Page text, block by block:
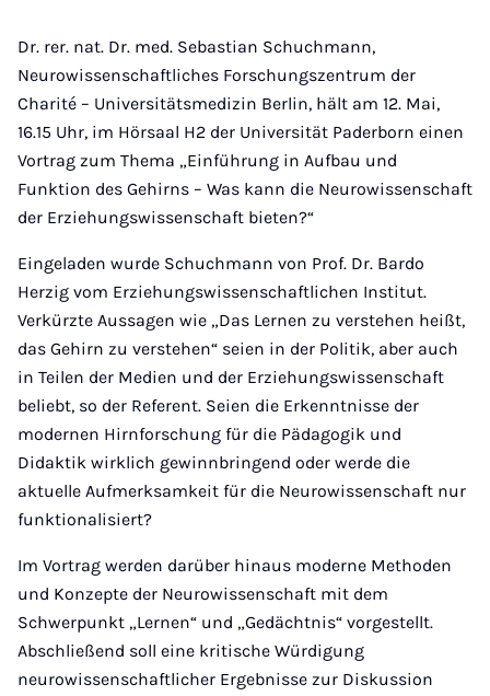
Dr. rer. nat. Dr. med. Sebastian Schuchmann,
Neurowissenschaftliches Forschungszentrum der
Charité – Universitätsmedizin Berlin, hält am 12. Mai,
16.15 Uhr, im Hörsaal H2 der Universität Paderborn einen
Vortrag zum Thema „Einführung in Aufbau und
Funktion des Gehirns – Was kann die Neurowissenschaft
der Erziehungswissenschaft bieten?“
Eingeladen wurde Schuchmann von Prof. Dr. Bardo
Herzig vom Erziehungswissenschaftlichen Institut.
Verkürzte Aussagen wie „Das Lernen zu verstehen heißt,
das Gehirn zu verstehen“ seien in der Politik, aber auch
in Teilen der Medien und der Erziehungswissenschaft
beliebt, so der Referent. Seien die Erkenntnisse der
modernen Hirnforschung für die Pädagogik und
Didaktik wirklich gewinnbringend oder werde die
aktuelle Aufmerksamkeit für die Neurowissenschaft nur
funktionalisiert?
Im Vortrag werden darüber hinaus moderne Methoden
und Konzepte der Neurowissenschaft mit dem
Schwerpunkt „Lernen“ und „Gedächtnis“ vorgestellt.
Abschließend soll eine kritische Würdigung
neurowissenschaftlicher Ergebnisse zur Diskussion